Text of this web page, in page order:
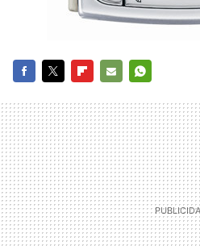
MAIL